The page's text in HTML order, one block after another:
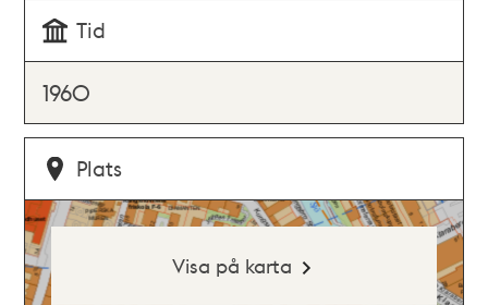
Tid
1960
Plats
Visa på karta